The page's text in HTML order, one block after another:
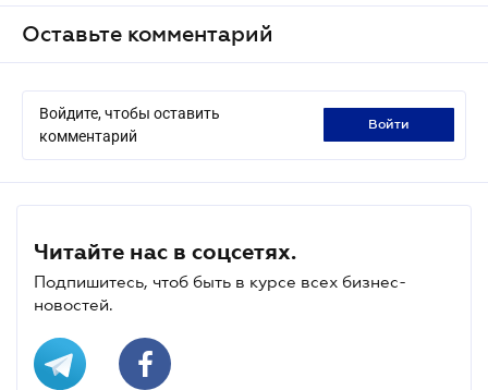
Оставьте комментарий
Войдите, чтобы оставить
комментарий
войти
Читайте нас в соцсетях.
Подпишитесь, чтоб быть в курсе всех бизнес-
новостей.